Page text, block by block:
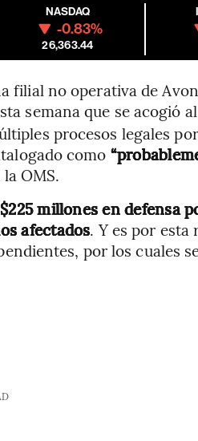
NASDAQ
-0.83%
26,363.44
filial no operativa de
semana que se acogió al
procesos legales
como
OMS.
millones en defensa
afectados. Y es por esta
por los cuales